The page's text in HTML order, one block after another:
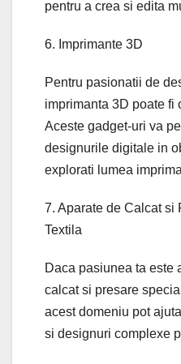
pentru a crea si edita
6. Imprimante 3D
Pentru pasionatii de
imprimanta 3D poate fi
Aceste gadget-uri va
designurile digitale in
explorati lumea
7. Aparate de Calcat si
Textila
Daca pasiunea ta este
calcat si presare
acest domeniu pot
si designuri complexe